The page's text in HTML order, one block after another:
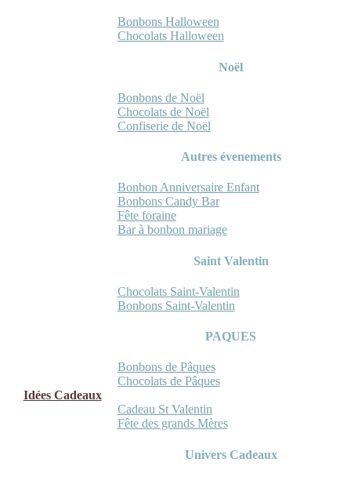
Bonbons Halloween
Chocolats Halloween
Noël
Bonbons de Noël
Chocolats de Noël
Confiserie de Noël
Autres évenements
Bonbon Anniversaire Enfant
Bonbons Candy Bar
Fête foraine
Bar à bonbon mariage
Saint Valentin
Chocolats Saint-Valentin
Bonbons Saint-Valentin
PAQUES
Bonbons de Pâques
Chocolats de Pâques
Idées Cadeaux
Cadeau St Valentin
Fête des grands Mères
Univers Cadeaux